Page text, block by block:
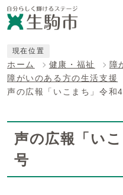
現在位置
ホーム 健康・福祉
障
障がいのある方の生活支援
声の広報「いこまち」令和
声の広報「い
号